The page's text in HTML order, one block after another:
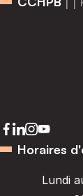
Horaires
Lundi